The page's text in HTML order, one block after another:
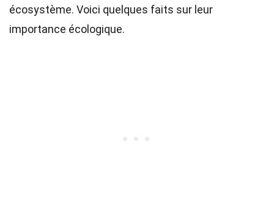
écosystème. Voici quelques faits sur leur
importance écologique.